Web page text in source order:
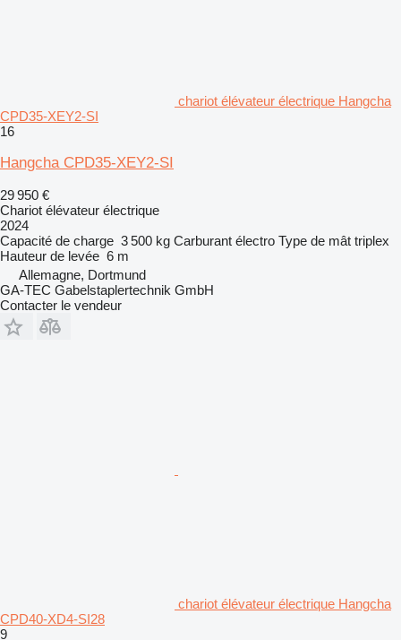
chariot élévateur électrique Hangcha
CPD35-XEY2-SI
16
Hangcha CPD35-XEY2-SI
29 950 €
Chariot élévateur électrique
2024
Capacité de charge 3 500 kg Carburant électro Type de mât triplex
Hauteur de levée 6 m
Allemagne, Dortmund
GA-TEC Gabelstaplertechnik GmbH
Contacter le vendeur
chariot élévateur électrique Hangcha
CPD40-XD4-SI28
9